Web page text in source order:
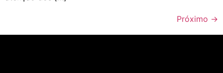
Próximo →